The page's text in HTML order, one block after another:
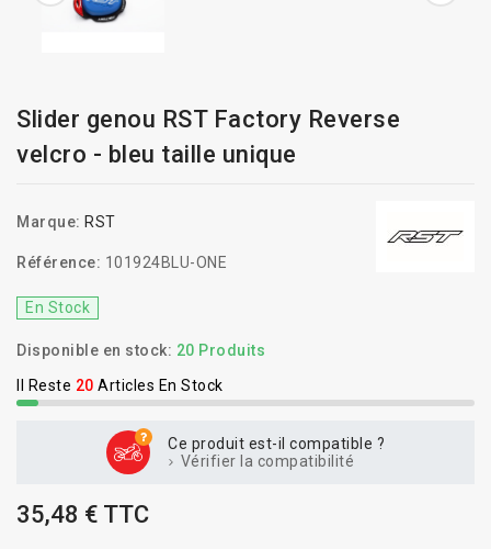
Slider genou RST Factory Reverse
velcro - bleu taille unique
Marque: RST
Référence: 101924BLU-ONE
En Stock
Disponible en stock: 20 Produits
Il Reste 20 Articles En Stock
Ce produit est-il compatible ?
Vérifier la compatibilité
35,48 € TTC